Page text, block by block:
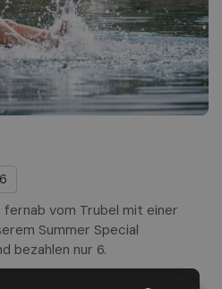
vom Trubel mit einer
Summer Special
bezahlen nur 6.